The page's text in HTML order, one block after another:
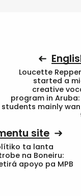
Loucette
started a
creative
program in Aruba:
students mainly
site
ta lanta
na Boneiru:
apoyo pa MPB